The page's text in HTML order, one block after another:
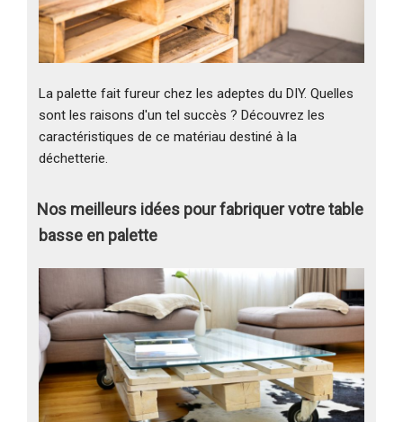
La palette fait fureur chez les adeptes du DIY. Quelles
sont les raisons d'un tel succès ? Découvrez les
caractéristiques de ce matériau destiné à la
déchetterie.
Nos meilleurs idées pour fabriquer votre table
basse en palette